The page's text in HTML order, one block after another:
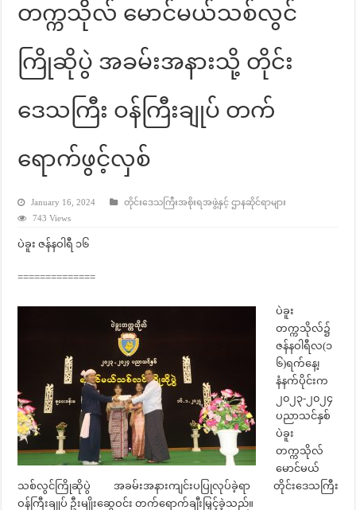
တက္ကသိုလ် မောင်မယ်သစ်လွင်
ကြိုဆိုပွဲ အခမ်းအနားသို့ တိုင်း
ဒေသကြီး ဝန်ကြီးချုပ် တက်
ရောက်ဖွင့်လှစ်
January 16, 2024
တိုင်းဒေသကြီးအစိုးရအဖွဲ့နှင့် ဌာနဆိုင်ရာများ
743 Views
ပဲခူး ဇန်နဝါရီ ၁၆
==============
ပဲခူး
တက္ကသိုလ်၌
ဇန်နဝါရီလ(၁
၆)ရက်နေ့၊
နံနက်ပိုင်းက
၂၀၂၃-၂၀၂၄
ပညာသင်နှစ်
ပဲခူး
တက္ကသိုလ်
မောင်မယ်
သစ်လွင်ကြိုဆိုပွဲ အခမ်းအနားကျင်းပပြုလုပ်ခဲ့ရာ တိုင်းဒေသကြီး
ဝန်ကြီးချုပ် ဦးမျိုးဆွေဝင်း တက်ရောက်ချီးမြှင့်ခဲ့သည်။